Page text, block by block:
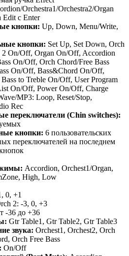
Orchestra1/Orchestra2/Organ
Edit с Enter
кнопки: Up, Down, Menu/Write,
кнопки: Set Up, Set Down, Orch
On/Off, Organ On/Off, Accordion
On/Off, Orch Chord/Free Bass
On/Off, Bass&Chord On/Off,
to Treble On/Off, User Program
On/Off, Power On/Off, Charge
MP3: Loop, Reset/Stop,
Rec
переключатели (Chin switches):
кнопки: 6 пользовательских
переключателей на последнем
Accordion, Orchest1/Organ,
High, Low
0, +1
2: -3, 0, +3
-36 до +36
Gtr Table1, Gtr Table2, Gtr Table3
звука: Orchest1, Orchest2, Orch
Orch Free Bass
On/Off